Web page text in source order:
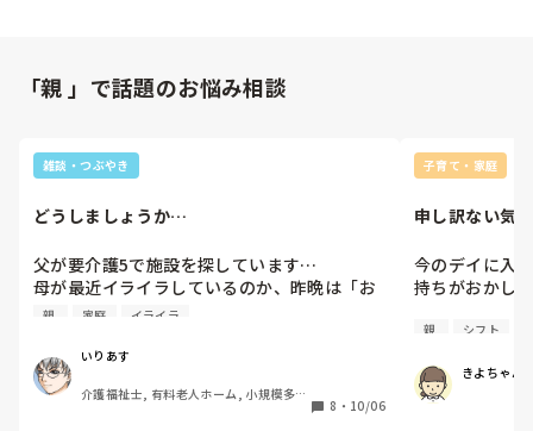
「親 」で話題のお悩み相談
雑談・つぶやき
どうしましょうか…
父が要介護5で施設を探しています…
母が最近イライラしているのか、昨晩は「お
父さんの年金があるから、あなたたちも生活
確かにそうだけど、なんか精神的に壊れてき
ているのかなと思いました…
これからどうしたらいいのか、わからないで
親 家庭 イライラ
いりあす
介護福祉士, 有料老人ホーム, 小規模多機
8 ・ 10/06
子育て・家庭
申し訳ない気
今のデイに入
持ちがおかし
母親が白内障
が、２週間後
無理を言って
親 シフト
きよちゃん